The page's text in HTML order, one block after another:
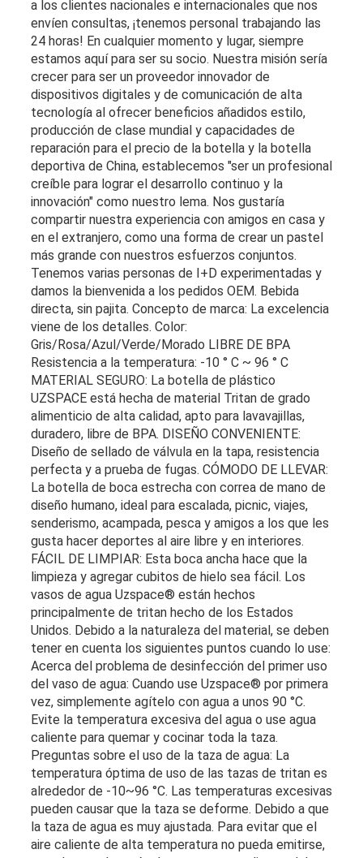
a los clientes nacionales e internacionales que nos
envíen consultas, ¡tenemos personal trabajando las
24 horas! En cualquier momento y lugar, siempre
estamos aquí para ser su socio. Nuestra misión sería
crecer para ser un proveedor innovador de
dispositivos digitales y de comunicación de alta
tecnología al ofrecer beneficios añadidos estilo,
producción de clase mundial y capacidades de
reparación para el precio de la botella y la botella
deportiva de China, establecemos "ser un profesional
creíble para lograr el desarrollo continuo y la
innovación" como nuestro lema. Nos gustaría
compartir nuestra experiencia con amigos en casa y
en el extranjero, como una forma de crear un pastel
más grande con nuestros esfuerzos conjuntos.
Tenemos varias personas de I+D experimentadas y
damos la bienvenida a los pedidos OEM. Bebida
directa, sin pajita. Concepto de marca: La excelencia
viene de los detalles. Color:
Gris/Rosa/Azul/Verde/Morado LIBRE DE BPA
Resistencia a la temperatura: -10 ° C ~ 96 ° C
MATERIAL SEGURO: La botella de plástico
UZSPACE está hecha de material Tritan de grado
alimenticio de alta calidad, apto para lavavajillas,
duradero, libre de BPA. DISEÑO CONVENIENTE:
Diseño de sellado de válvula en la tapa, resistencia
perfecta y a prueba de fugas. CÓMODO DE LLEVAR:
La botella de boca estrecha con correa de mano de
diseño humano, ideal para escalada, picnic, viajes,
senderismo, acampada, pesca y amigos a los que les
gusta hacer deportes al aire libre y en interiores.
FÁCIL DE LIMPIAR: Esta boca ancha hace que la
limpieza y agregar cubitos de hielo sea fácil. Los
vasos de agua Uzspace® están hechos
principalmente de tritan hecho de los Estados
Unidos. Debido a la naturaleza del material, se deben
tener en cuenta los siguientes puntos cuando lo use:
Acerca del problema de desinfección del primer uso
del vaso de agua: Cuando use Uzspace® por primera
vez, simplemente agítelo con agua a unos 90 °C.
Evite la temperatura excesiva del agua o use agua
caliente para quemar y cocinar toda la taza.
Preguntas sobre el uso de la taza de agua: La
temperatura óptima de uso de las tazas de tritan es
alrededor de -10~96 °C. Las temperaturas excesivas
pueden causar que la taza se deforme. Debido a que
la taza de agua es muy ajustada. Para evitar que el
aire caliente de alta temperatura no pueda emitirse,